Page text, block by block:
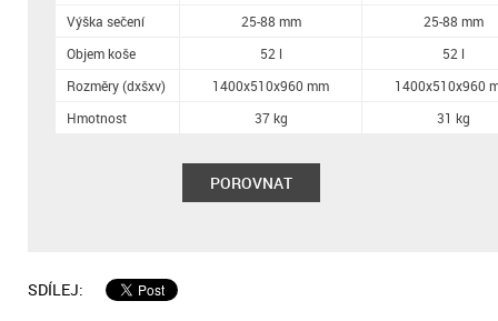
Výška sečení
Objem koše
Rozměry (dxšxv)
Hmotnost
25-88 mm
25-88 mm
52 l
52 l
1400x510x960 mm
1400x510x960
37 kg
31 kg
POROVNAT
SDÍLEJ: